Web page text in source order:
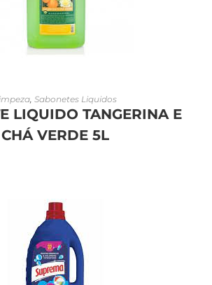
LEIA MAIS
, Sabonetes Liquidos
LIQUIDO TANGERINA E
CHÁ VERDE 5L